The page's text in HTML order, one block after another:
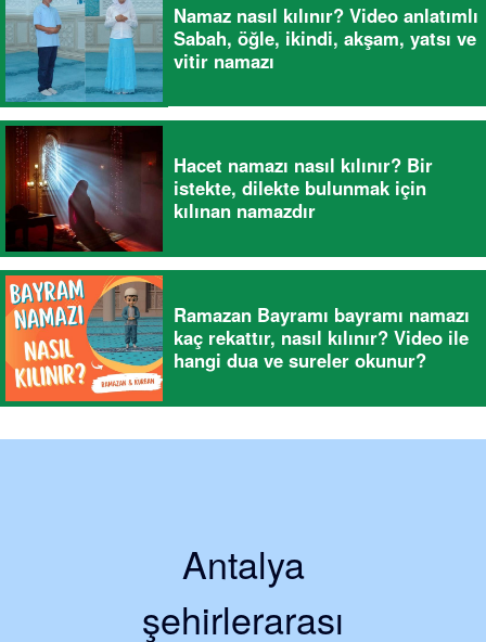
Namaz nasıl kılınır? Video anlatımlı
Sabah, öğle, ikindi, akşam, yatsı ve
vitir namazı
Hacet namazı nasıl kılınır? Bir
istekte, dilekte bulunmak için
kılınan namazdır
Ramazan Bayramı bayramı namazı
kaç rekattır, nasıl kılınır? Video ile
hangi dua ve sureler okunur?
Antalya
şehirlerarası